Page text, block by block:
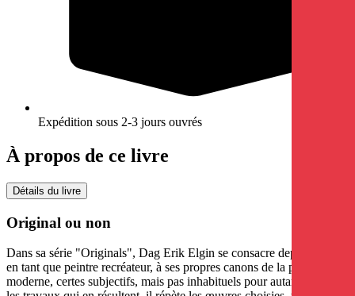
Expédition sous 2-3 jours ouvrés
À propos de ce livre
Détails du livre
Original ou non
Dans sa série "Originals", Dag Erik Elgin se consacre depuis 1986,
en tant que peintre recréateur, à ses propres canons de la peinture
moderne, certes subjectifs, mais pas inhabituels pour autant. Dans